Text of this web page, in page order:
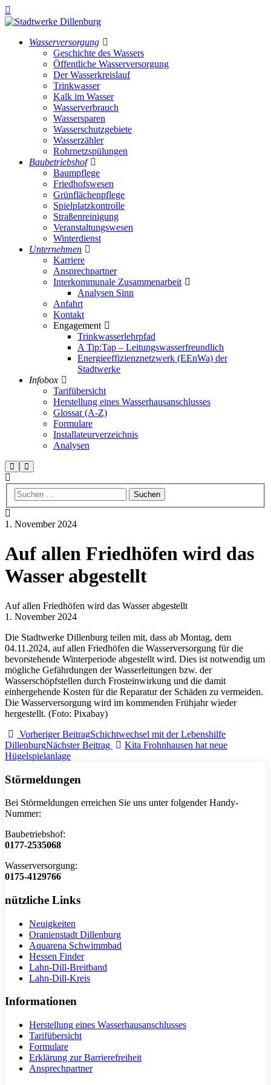
Wasserversorgung
Geschichte des Wassers
Öffentliche Wasserversorgung
Der Wasserkreislauf
Trinkwasser
Kalk im Wasser
Wasserverbrauch
Wassersparen
Wasserschutzgebiete
Wasserzähler
Rohrnetzspülungen
Baubetriebshof
Baumpflege
Friedhofswesen
Grünflächenpflege
Spielplatzkontrolle
Straßenreinigung
Veranstaltungswesen
Winterdienst
Unternehmen
Karriere
Ansprechpartner
Interkommunale Zusammenarbeit
Analysen Sinn
Anfahrt
Kontakt
Engagement
Trinkwasserlehrpfad
A Tip:Tap – Leitungswasserfreundlich
Energieeffizienznetzwerk (EEnWa) der
Stadtwerke
Infobox
Tarifübersicht
Herstellung eines Wasserhausanschlusses
Glossar (A-Z)
Formulare
Installateurverzeichnis
Analysen
Suchen
1. November 2024
Auf allen Friedhöfen wird das
Wasser abgestellt
Auf allen Friedhöfen wird das Wasser abgestellt
1. November 2024
Die Stadtwerke Dillenburg teilen mit, dass ab Montag, dem
04.11.2024, auf allen Friedhöfen die Wasserversorgung für die
bevorstehende Winterperiode abgestellt wird. Dies ist notwendig um
mögliche Gefährdungen der Wasserleitungen bzw. der
Wasserschöpfstellen durch Frosteinwirkung und die damit
einhergehende Kosten für die Reparatur der Schäden zu vermeiden.
Die Wasserversorgung wird im kommenden Frühjahr wieder
hergestellt. (Foto: Pixabay)
Vorheriger BeitragSchichtwechsel mit der Lebenshilfe
DillenburgNächster Beitrag
Kita Frohnhausen hat neue
Hügelspielanlage
Störmeldungen
Bei Störmeldungen erreichen Sie uns unter folgender Handy-
Nummer:
Baubetriebshof:
0177-2535068
Wasserversorgung:
0175-4129766
nützliche Links
Neuigkeiten
Oranienstadt Dillenburg
Aquarena Schwimmbad
Hessen Finder
Lahn-Dill-Breitband
Lahn-Dill-Kreis
Informationen
Herstellung eines Wasserhausanschlusses
Tarifübersicht
Formulare
Erklärung zur Barrierefreiheit
Ansprechpartner